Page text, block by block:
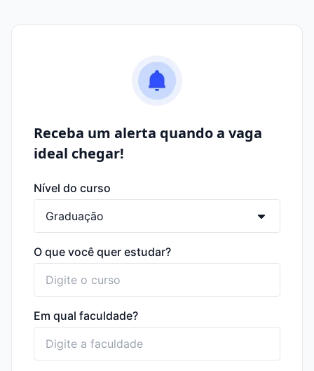
Receba um alerta quando a vaga
ideal chegar!
Nível do curso
O que você quer estudar?
Em qual faculdade?